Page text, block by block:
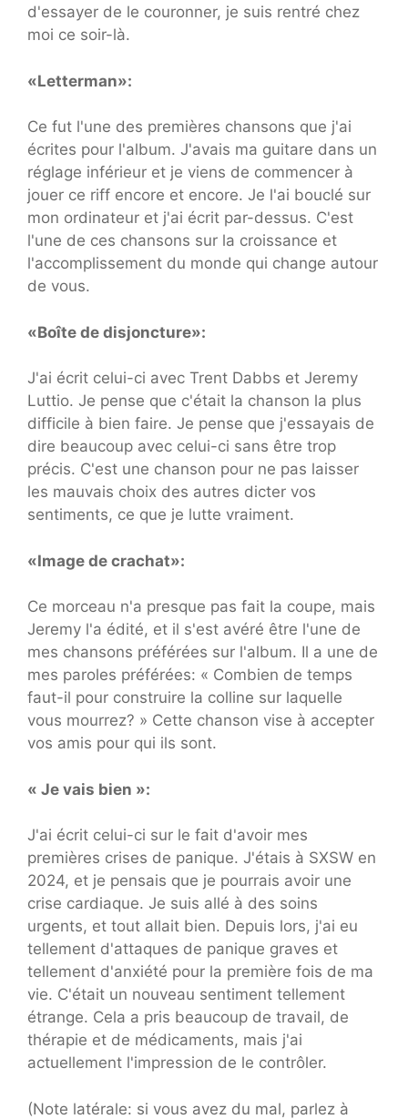
d'essayer de le couronner, je suis rentré chez
moi ce soir-là.
«Letterman»:
Ce fut l'une des premières chansons que j'ai
écrites pour l'album. J'avais ma guitare dans un
réglage inférieur et je viens de commencer à
jouer ce riff encore et encore. Je l'ai bouclé sur
mon ordinateur et j'ai écrit par-dessus. C'est
l'une de ces chansons sur la croissance et
l'accomplissement du monde qui change autour
de vous.
«Boîte de disjoncture»:
J'ai écrit celui-ci avec Trent Dabbs et Jeremy
Luttio. Je pense que c'était la chanson la plus
difficile à bien faire. Je pense que j'essayais de
dire beaucoup avec celui-ci sans être trop
précis. C'est une chanson pour ne pas laisser
les mauvais choix des autres dicter vos
sentiments, ce que je lutte vraiment.
«Image de crachat»:
Ce morceau n'a presque pas fait la coupe, mais
Jeremy l'a édité, et il s'est avéré être l'une de
mes chansons préférées sur l'album. Il a une de
mes paroles préférées: « Combien de temps
faut-il pour construire la colline sur laquelle
vous mourrez? » Cette chanson vise à accepter
vos amis pour qui ils sont.
« Je vais bien »:
J'ai écrit celui-ci sur le fait d'avoir mes
premières crises de panique. J'étais à SXSW en
2024, et je pensais que je pourrais avoir une
crise cardiaque. Je suis allé à des soins
urgents, et tout allait bien. Depuis lors, j'ai eu
tellement d'attaques de panique graves et
tellement d'anxiété pour la première fois de ma
vie. C'était un nouveau sentiment tellement
étrange. Cela a pris beaucoup de travail, de
thérapie et de médicaments, mais j'ai
actuellement l'impression de le contrôler.
(Note latérale: si vous avez du mal, parlez à